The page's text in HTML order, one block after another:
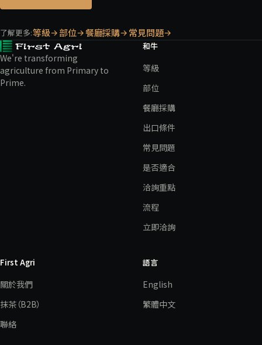
了解更多:等級→ 部位→餐廳採購→ 常見問題→
We're transforming
agriculture from Primary to
Prime.
和牛
等級
部位
餐廳採購
出口條件
常見問題
是否適合
洽詢重點
流程
立即洽詢
First Agri
關於我們
抹茶（B2B）
聯絡
語言
English
繁體中文